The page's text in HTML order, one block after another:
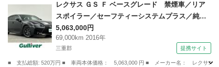
レクサス ＧＳ Ｆ ベースグレード 禁煙車／リア
スポイラー／セーフティーシステムプラス／純正
１２．３インチＳＤナビ／プレミアムサウンドシ
ステム／バックカメラ／ＢＳＭ／レーダークルー
ズコントロール／オートブレーキホールド （検9.
6）
5,063,000円
69,000km 2016年
三重郡 提携サイト
■ 支払総額: 520万円 ■ 車両本体価格： 5,063,000 円 ■ メーカー名： レクサス